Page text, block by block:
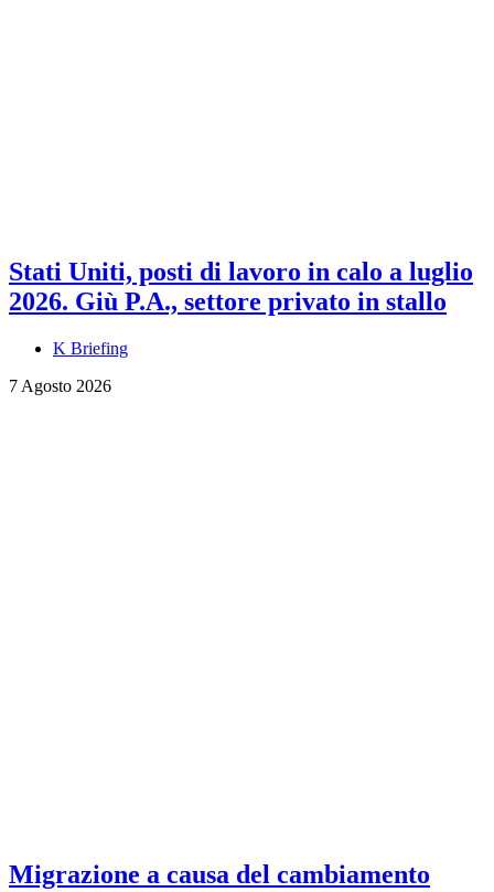
Stati Uniti, posti di lavoro in calo a luglio
2026. Giù P.A., settore privato in stallo
K Briefing
7 Agosto 2026
Migrazione a causa del cambiamento